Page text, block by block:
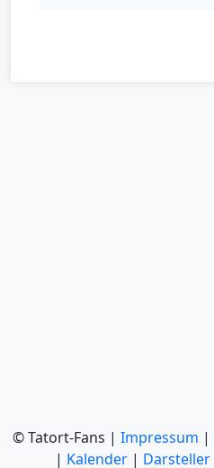
© Tatort-Fans | Impressum |
| Kalender | Darsteller